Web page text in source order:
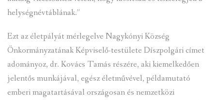
helységnévtáblának.”
Ezt az életpályát mérlegelve Nagykónyi Község
Önkormányzatának Képviselő-testülete Díszpolgári címet
adományoz, dr. Kovács Tamás részére, aki kiemelkedően
jelentős munkájával, egész életművével, példamutató
emberi magatartásával országosan és nemzetközi